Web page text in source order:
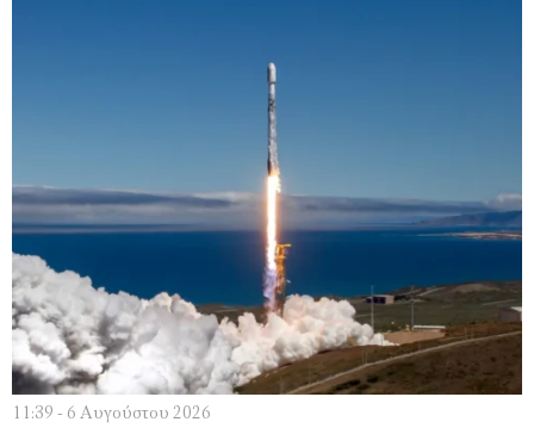
11:39 - 6 Αυγούστου 2026